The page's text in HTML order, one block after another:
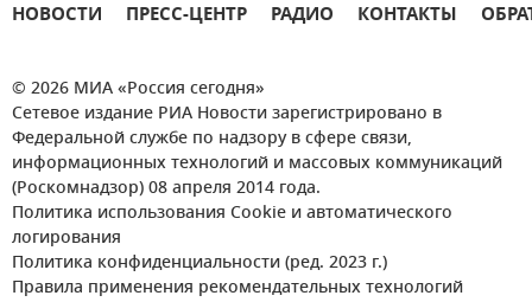
НОВОСТИ ПРЕСС-ЦЕНТР РАДИО КОНТАКТЫ
© 2026 МИА «Россия сегодня»
Сетевое издание РИА Новости зарегистрировано в
Федеральной службе по надзору в сфере связи,
информационных технологий и массовых коммуникаций
(Роскомнадзор) 08 апреля 2014 года.
Политика использования Cookie и автоматического
логирования
Политика конфиденциальности (ред. 2023 г.)
Правила применения рекомендательных технологий